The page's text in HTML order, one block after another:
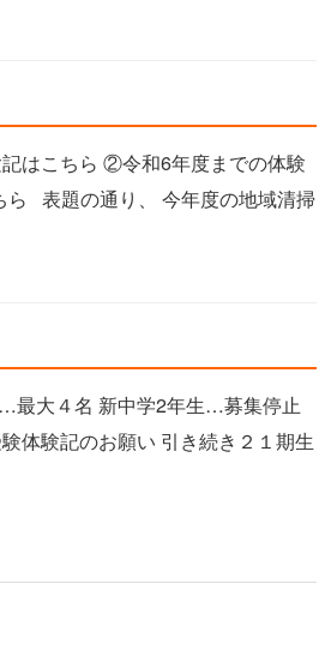
はこちら ②令和6年度までの体験
表題の通り、 今年度の地域清掃
最大４名 新中学2年生…募集停止
体験記のお願い 引き続き２１期生